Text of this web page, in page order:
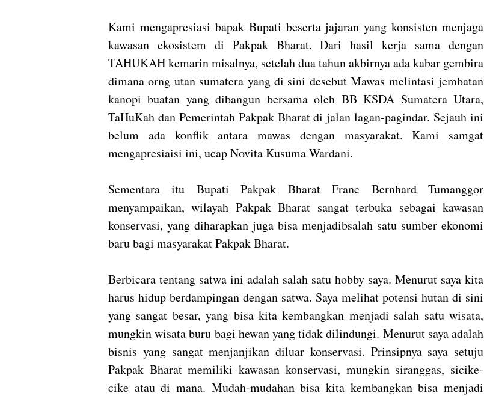
Kami mengapresiasi bapak Bupati beserta jajaran yang konsisten menjaga
kawasan ekosistem di Pakpak Bharat. Dari hasil kerja sama dengan
TAHUKAH kemarin misalnya, setelah dua tahun akbirnya ada kabar gembira
dimana orng utan sumatera yang di sini desebut Mawas melintasi jembatan
kanopi buatan yang dibangun bersama oleh BB KSDA Sumatera Utara,
TaHuKah dan Pemerintah Pakpak Bharat di jalan lagan-pagindar. Sejauh ini
belum ada konflik antara mawas dengan masyarakat. Kami samgat
mengapresiaisi ini, ucap Novita Kusuma Wardani.
Sementara itu Bupati Pakpak Bharat Franc Bernhard Tumanggor
menyampaikan, wilayah Pakpak Bharat sangat terbuka sebagai kawasan
konservasi, yang diharapkan juga bisa menjadibsalah satu sumber ekonomi
baru bagi masyarakat Pakpak Bharat.
Berbicara tentang satwa ini adalah salah satu hobby saya. Menurut saya kita
harus hidup berdampingan dengan satwa. Saya melihat potensi hutan di sini
yang sangat besar, yang bisa kita kembangkan menjadi salah satu wisata,
mungkin wisata buru bagi hewan yang tidak dilindungi. Menurut saya adalah
bisnis yang sangat menjanjikan diluar konservasi. Prinsipnya saya setuju
Pakpak Bharat memiliki kawasan konservasi, mungkin siranggas, sicike-
cike atau di mana. Mudah-mudahan bisa kita kembangkan bisa menjadi